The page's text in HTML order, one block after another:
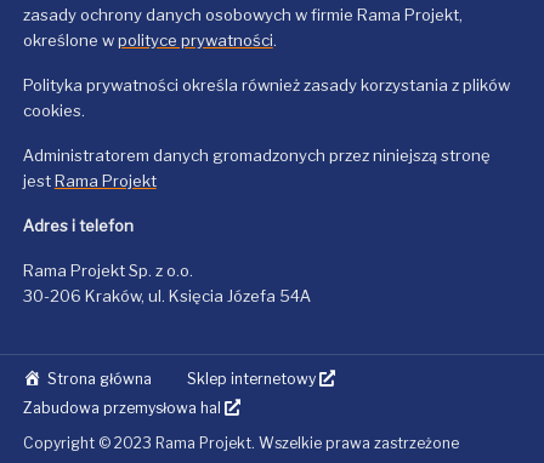
zasady ochrony danych osobowych w firmie Rama Projekt,
określone wpolityce prywatności.
Polityka prywatności określa również zasady korzystania z plików
cookies.
Administratorem danych gromadzonych przez niniejszą stronę
jestRama Projekt
Adres i telefon
Rama Projekt Sp. z o.o.
30-206 Kraków, ul. Księcia Józefa 54A
Strona główna
Sklep internetowy
Zabudowa przemysłowa hal
Copyright © 2023 Rama Projekt. Wszelkie prawa zastrzeżone